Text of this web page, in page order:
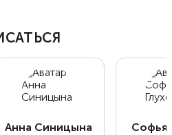
Анна Синицына Софья